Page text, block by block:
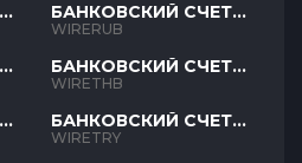
БАНКОВСКИЙ СЧЕТ
RUB
WIRERUB
БАНКОВСКИЙ СЧЕТ
THB
WIRETHB
БАНКОВСКИЙ СЧЕТ
TRY
WIRETRY